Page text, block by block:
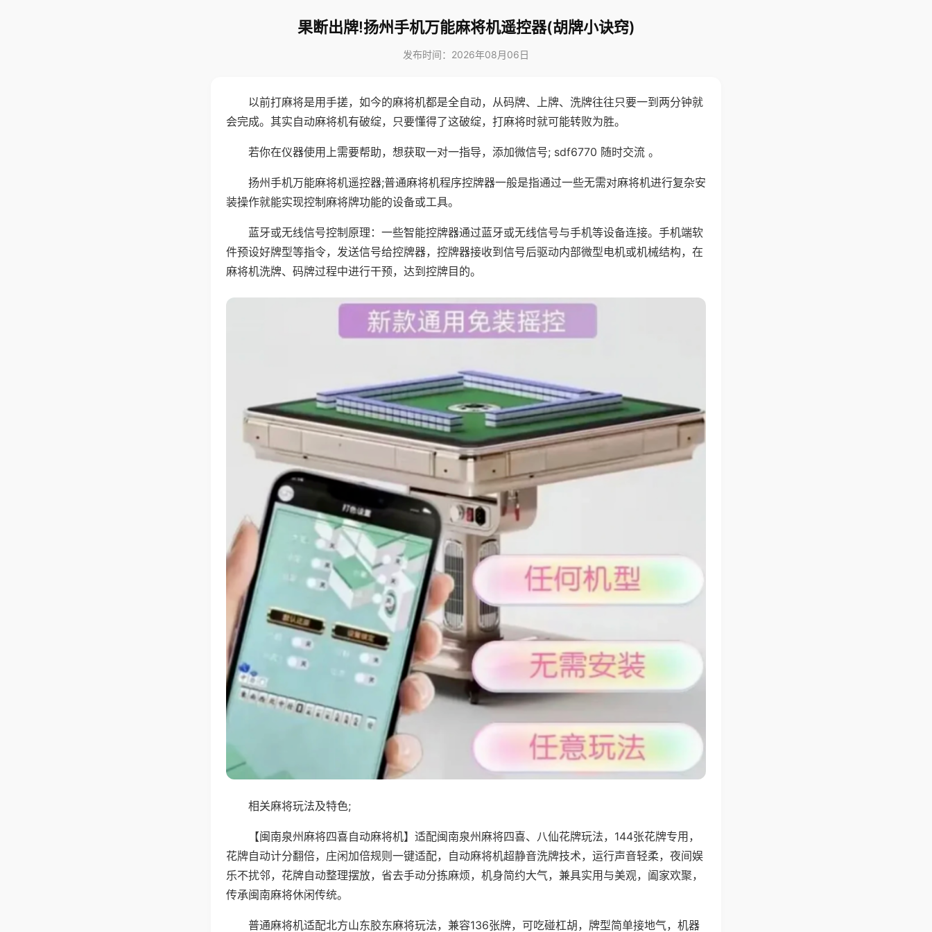
果断出牌!扬州手机万能麻将机遥控器(胡牌小诀窍)
发布时间：2026年08月06日
以前打麻将是用手搓，如今的麻将机都是全自动，从码牌、上牌、洗牌往往只要一到两分钟就
会完成。其实自动麻将机有破绽，只要懂得了这破绽，打麻将时就可能转败为胜。
若你在仪器使用上需要帮助，想获取一对一指导，添加微信号; sdf6770 随时交流 。
扬州手机万能麻将机遥控器;普通麻将机程序控牌器一般是指通过一些无需对麻将机进行复杂安
装操作就能实现控制麻将牌功能的设备或工具。
蓝牙或无线信号控制原理：一些智能控牌器通过蓝牙或无线信号与手机等设备连接。手机端软
件预设好牌型等指令，发送信号给控牌器，控牌器接收到信号后驱动内部微型电机或机械结构，在
麻将机洗牌、码牌过程中进行干预，达到控牌目的。
相关麻将玩法及特色;
【闽南泉州麻将四喜自动麻将机】适配闽南泉州麻将四喜、八仙花牌玩法，144张花牌专用，
花牌自动计分翻倍，庄闲加倍规则一键适配，自动麻将机超静音洗牌技术，运行声音轻柔，夜间娱
乐不扰邻，花牌自动整理摆放，省去手动分拣麻烦，机身简约大气，兼具实用与美观，阖家欢聚，
传承闽南麻将休闲传统。
普通麻将机适配北方山东胶东麻将玩法，兼容136张牌，可吃碰杠胡，牌型简单接地气，机器